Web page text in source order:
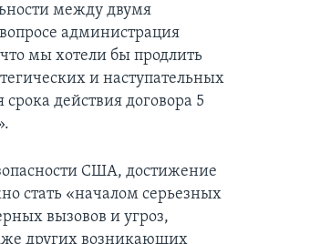
между двумя
администрация
что мы хотели бы продлить
и наступательных
действия договора 5
США, достижение
стать «началом серьезных
вызовов и угроз,
других возникающих